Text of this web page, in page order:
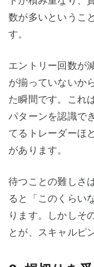
数が多いというこ
す。
エントリー回数が
が揃っていないか
た瞬間です。これ
パターンを認識で
てるトレーダーほ
があります。
待つことの難しさ
ると「このくらい
ります。しかしそ
とが、スキャルピ